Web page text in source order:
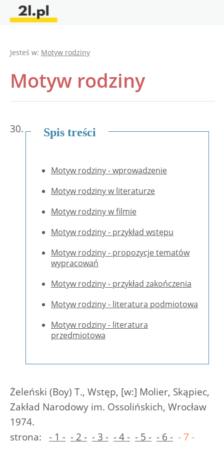
Jesteś w: Motyw rodziny
Motyw rodziny
Spis treści
Motyw rodziny - wprowadzenie
Motyw rodziny w literaturze
Motyw rodziny w filmie
Motyw rodziny - przykład wstępu
Motyw rodziny - propozycje tematów
wypracowań
Motyw rodziny - przykład zakończenia
Motyw rodziny - literatura podmiotowa
Motyw rodziny - literatura
przedmiotowa
30.
Żeleński (Boy) T., Wstęp, [w:] Molier, Skąpiec,
Zakład Narodowy im. Ossolińskich, Wrocław
1974.
strona: - 1 - - 2 - - 3 - - 4 - - 5 - - 6 - - 7 -